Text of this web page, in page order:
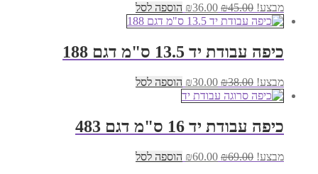
מבצע! ₪45.00
המחיר
המקורי
היה:
₪45.00.
₪36.00
המחיר
הנוכחי
הוא:
₪36.00.
הוספה לסל
כיפה עבודת יד 13.5 ס"מ דגם 188
מבצע! ₪38.00
המחיר
המקורי
היה:
₪38.00.
₪30.00
המחיר
הנוכחי
הוא:
₪30.00.
הוספה לסל
כיפה עבודת יד 16 ס"מ דגם 483
מבצע! ₪69.00
המחיר₪60.00
המחיר
הוספה לסל